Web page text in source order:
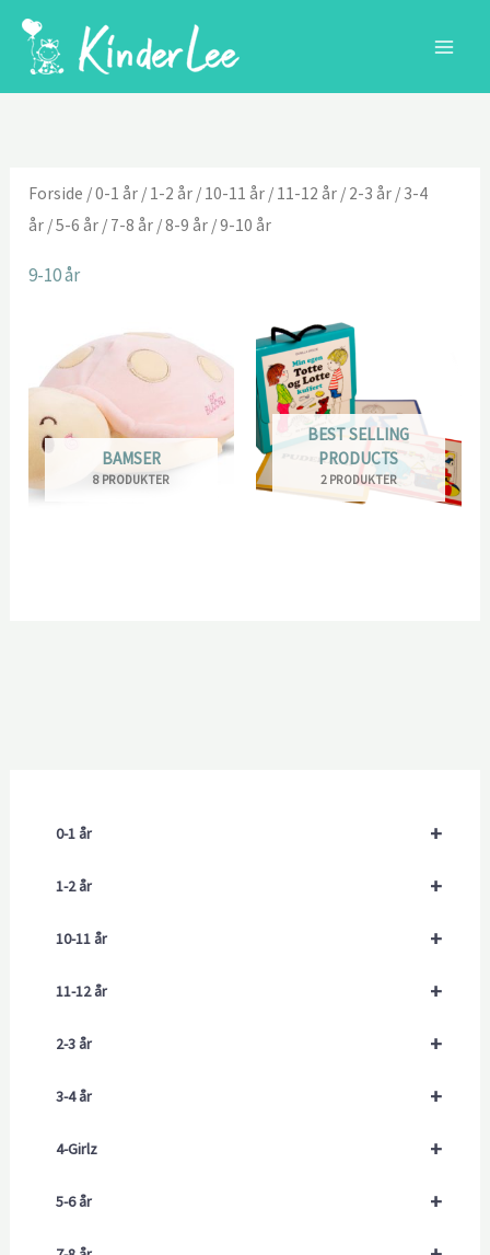
+
0-1 år
+
1-2 år
+
10-11 år
+
11-12 år
+
2-3 år
+
3-4 år
+
4-Girlz
+
5-6 år
Forside /0-1 år / 1-2 år / 10-11 år / 11-12 år / 2-3 år / 3-4
år /5-6 år / 7-8 år /8-9 år / 9-10 år
9-10 år
BAMSER
8 PRODUKTER
BEST SELLING
PRODUCTS
2 PRODUKTER